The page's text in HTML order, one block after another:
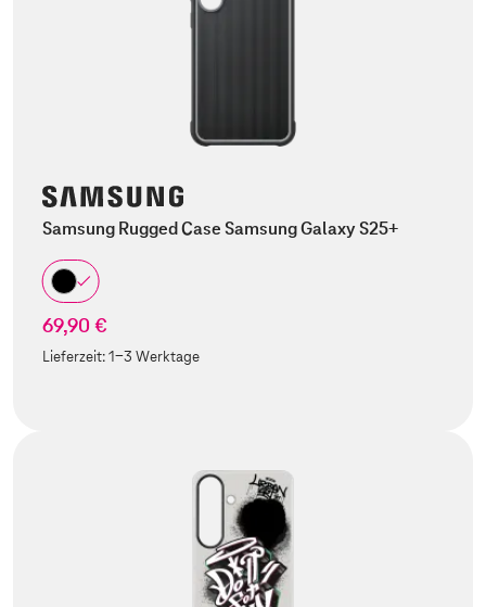
Samsung Rugged Case Samsung Galaxy S25+
69,90 €
Lieferzeit:1-3 Werktage